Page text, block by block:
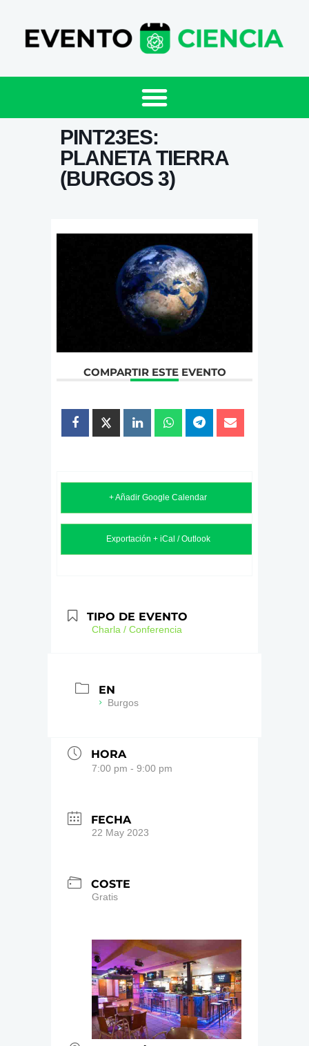
PINT23ES:
PLANETA TIERRA
(BURGOS 3)
COMPARTIR ESTE EVENTO
+ Añadir Google Calendar
Exportación + iCal / Outlook
TIPO DE EVENTO
Charla / Conferencia
EN
Burgos
HORA
7:00 pm - 9:00 pm
FECHA
22 May 2023
COSTE
Gratis